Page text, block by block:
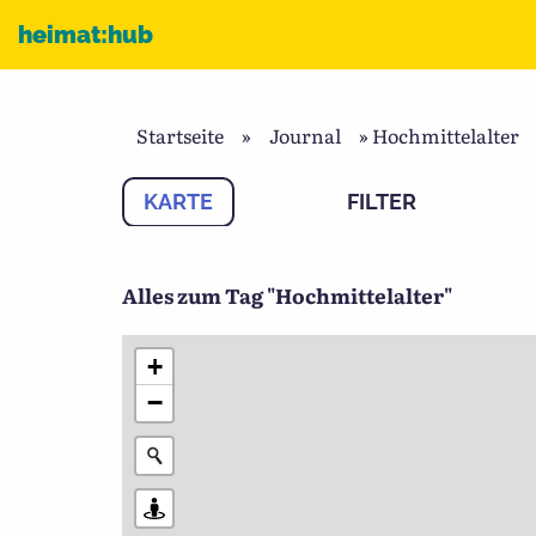
heimat:hub
Startseite » Journal » Hochmittelalter
KARTE FILTER
Alles zum Tag "Hochmittelalter"
+
−